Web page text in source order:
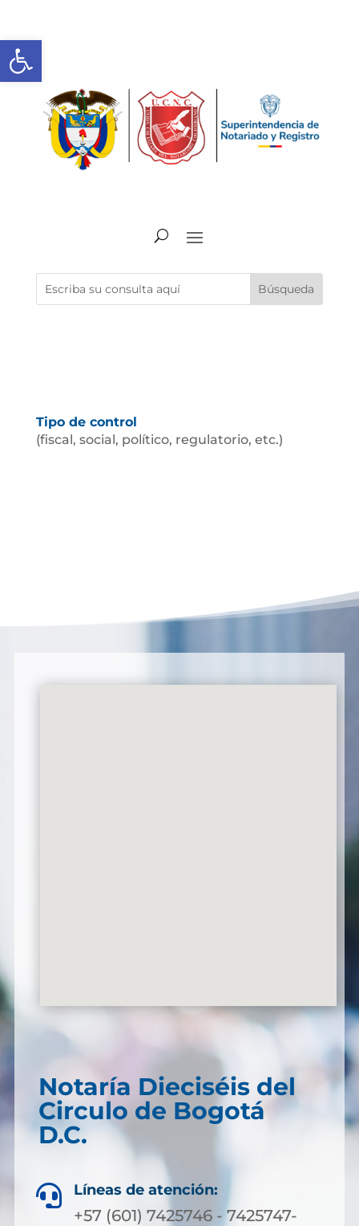
Abrir barra de herramientas
Tipo de control
(fiscal, social, político, regulatorio, etc.)
Notaría Dieciséis del
Circulo de Bogotá
D.C.
 Líneas de atención:
+57 (601) 7425746 - 7425747-